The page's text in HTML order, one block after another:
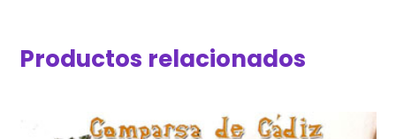
Productos relacionados